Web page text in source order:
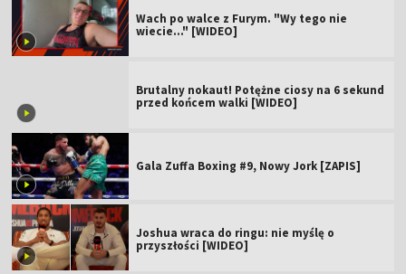
Wach po walce z Furym. "Wy tego nie
wiecie..." [WIDEO]
Brutalny nokaut! Potężne ciosy na 6 sekund
przed końcem walki [WIDEO]
Gala Zuffa Boxing #9, Nowy Jork [ZAPIS]
Joshua wraca do ringu: nie myślę o
przyszłości [WIDEO]